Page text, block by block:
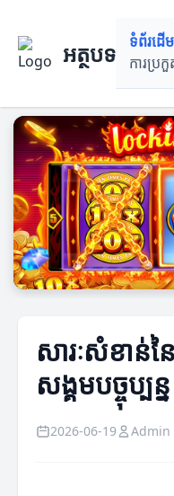
អត្ថបទ ទំព័រដើម
ការ​ប្រ
សារៈសំខាន់ន
សង្គមបច្ចុប្បន្ន
2026-06-19 Admin